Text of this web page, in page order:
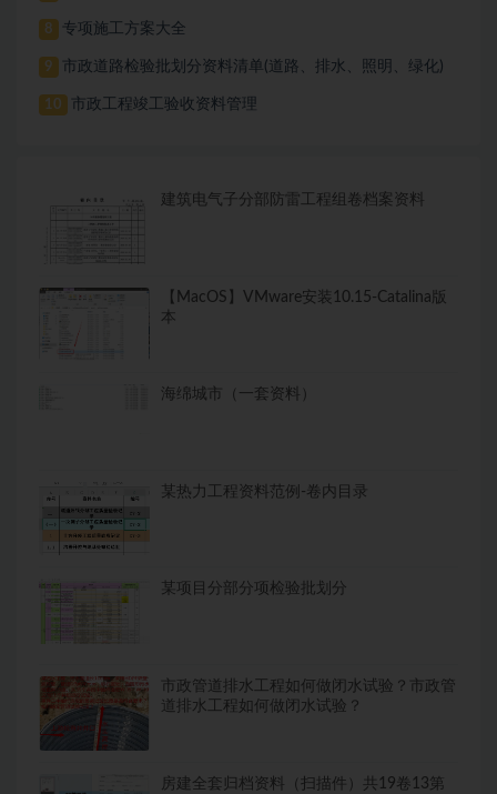
8 专项施工方案大全
9 市政道路检验批划分资料清单(道路、排水、照明、绿化)
10 市政工程竣工验收资料管理
建筑电气子分部防雷工程组卷档案资料
【MacOS】VMware安装10.15-Catalina版
本
海绵城市（一套资料）
某热力工程资料范例-卷内目录
某项目分部分项检验批划分
市政管道排水工程如何做闭水试验？市政管
道排水工程如何做闭水试验？
房建全套归档资料（扫描件）共19卷13第